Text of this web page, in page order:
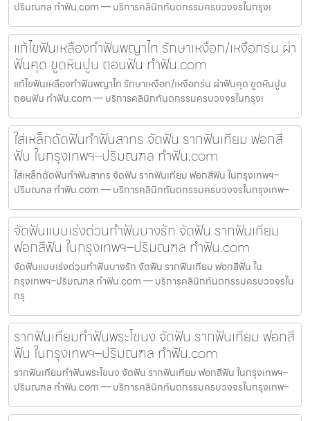
ปริมณฑล ทำฟัน.com — บริการคลินิกทันตกรรมครบวงจรในกรุงเ
แก้ไขฟันเหลืองทำฟันพญาไท รักษาเหงือก/เหงือกร่น ผ่า
ฟันคุด ขูดหินปูน ถอนฟัน ทำฟัน.com
แก้ไขฟันเหลืองทำฟันพญาไท รักษาเหงือก/เหงือกร่น ผ่าฟันคุด ขูดหินปูน
ถอนฟัน ทำฟัน.com — บริการคลินิกทันตกรรมครบวงจรในกรุงเ
ใส่เหล็กดัดฟันทำฟันสาทร จัดฟัน รากฟันเทียม ฟอกสี
ฟัน ในกรุงเทพฯ–ปริมณฑล ทำฟัน.com
ใส่เหล็กดัดฟันทำฟันสาทร จัดฟัน รากฟันเทียม ฟอกสีฟัน ในกรุงเทพฯ–
ปริมณฑล ทำฟัน.com — บริการคลินิกทันตกรรมครบวงจรในกรุงเทพ–
จัดฟันแบบเร่งด่วนทำฟันบางรัก จัดฟัน รากฟันเทียม
ฟอกสีฟัน ในกรุงเทพฯ–ปริมณฑล ทำฟัน.com
จัดฟันแบบเร่งด่วนทำฟันบางรัก จัดฟัน รากฟันเทียม ฟอกสีฟัน ใน
กรุงเทพฯ–ปริมณฑล ทำฟัน.com — บริการคลินิกทันตกรรมครบวงจรใน
กรุ
รากฟันเทียมทำฟันพระโขนง จัดฟัน รากฟันเทียม ฟอกสี
ฟัน ในกรุงเทพฯ–ปริมณฑล ทำฟัน.com
รากฟันเทียมทำฟันพระโขนง จัดฟัน รากฟันเทียม ฟอกสีฟัน ในกรุงเทพฯ–
ปริมณฑล ทำฟัน.com — บริการคลินิกทันตกรรมครบวงจรในกรุงเทพ–